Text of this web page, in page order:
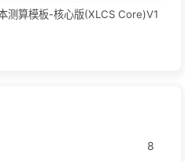
测算模板-核心版(XLCS Core)V1
8